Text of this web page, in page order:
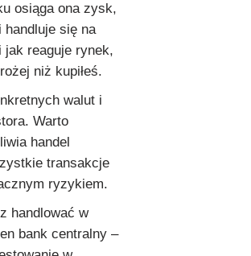
osiąga ona zysk,
handluje się na
jak reaguje rynek,
niż kupiłeś.
walut i
Warto
handel
transakcje
ryzykiem.
handlować w
bank centralny –